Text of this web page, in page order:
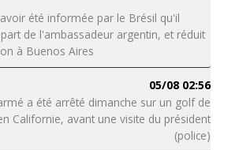
été informée par le Brésil qu'il
de l'ambassadeur argentin, et réduit
à Buenos Aires
05/08 02:56
a été arrêté dimanche sur un golf de
Californie, avant une visite du président
(police)